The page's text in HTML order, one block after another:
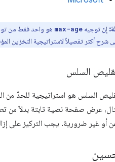
إنّ توجيه max-age هو واحد فقط من
أكثر تفصيلاً لاستراتيجية التخزين
السلس
السلس هو استراتيجية للحدّ من
عرض صفحة نصية ثابتة بدلاً من
أو غير ضرورية. يجب التركيز على